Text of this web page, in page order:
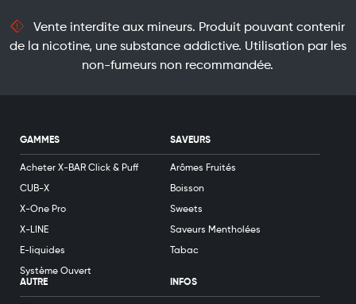
Vente interdite aux mineurs. Produit pouvant contenir
de la nicotine, une substance addictive. Utilisation par les
non-fumeurs non recommandée.
GAMMES
Acheter X-BAR Click & Puff
CUB-X
X-One Pro
X-LINE
E-liquides
Système Ouvert
SAVEURS
Arômes Fruités
Boisson
Sweets
Saveurs Mentholées
Tabac
AUTRE INFOS